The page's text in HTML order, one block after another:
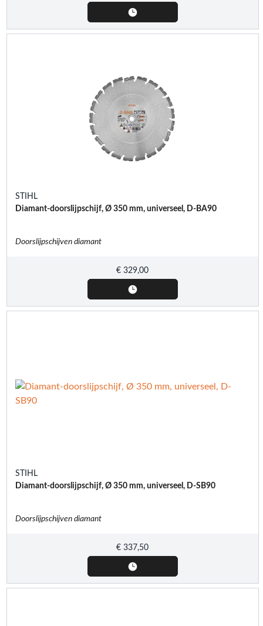
STIHL
Diamant-doorslijpschijf, Ø 350 mm, universeel, D-BA90
Doorslijpschijven diamant
€ 329,00
STIHL
Diamant-doorslijpschijf, Ø 350 mm, universeel, D-SB90
Doorslijpschijven diamant
€ 337,50